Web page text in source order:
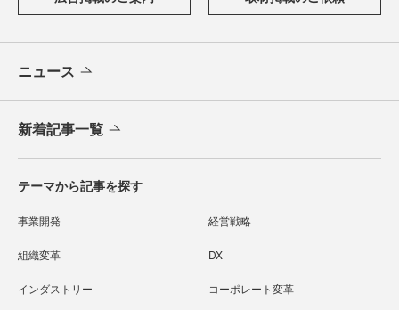
ニュース
新着記事一覧
テーマから記事を探す
事業開発 経営戦略
組織変革 DX
インダストリー コーポレート変革